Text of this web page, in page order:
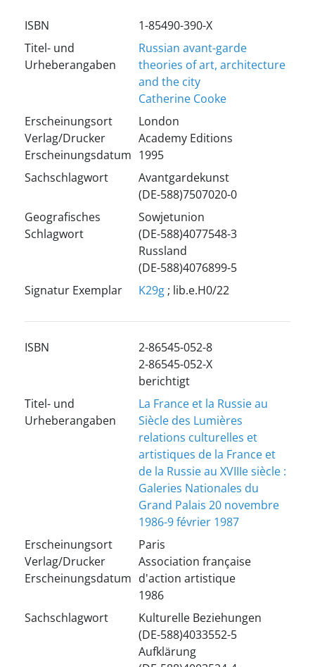
ISBN
1-85490-390-X
Titel- und
Urheberangaben
Russian avant-garde
theories of art, architecture
and the city
Catherine Cooke
Erscheinungsort
Verlag/Drucker
Erscheinungsdatum
London
Academy Editions
1995
Sachschlagwort
Avantgardekunst
(DE-588)7507020-0
Geografisches
Schlagwort
Sowjetunion
(DE-588)4077548-3
Russland
(DE-588)4076899-5
Signatur Exemplar
K29g; lib.e.H0/22
ISBN
2-86545-052-8
2-86545-052-X
berichtigt
Titel- und
Urheberangaben
La France et la Russie au
Siècle des Lumières
relations culturelles et
artistiques de la France et
de la Russie au XVIIIe siècle :
Galeries Nationales du
Grand Palais 20 novembre
1986-9 février 1987
Erscheinungsort
Verlag/Drucker
Erscheinungsdatum
Paris
Association française
d'action artistique
1986
Sachschlagwort
Kulturelle Beziehungen
(DE-588)4033552-5
Aufklärung